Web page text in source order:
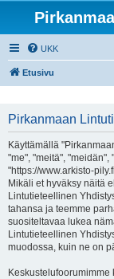
UKK
Etusivu
Pirkanmaan
Käyttämällä
"me", "meitä",
"https://www.arkisto-
Mikäli et hyväksy näitä
Lintutieteellinen
tahansa ja teemme
suositeltavaa lukea
Lintutieteellinen
muodossa, kuin ne on